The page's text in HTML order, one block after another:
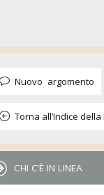
Nuovo argomento
Torna all’Indice della
CHI C’È IN LINEA